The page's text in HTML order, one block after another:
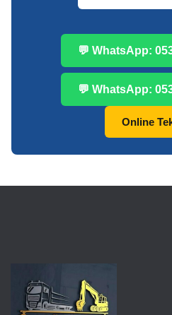
💬 WhatsApp:
💬 WhatsApp:
Online